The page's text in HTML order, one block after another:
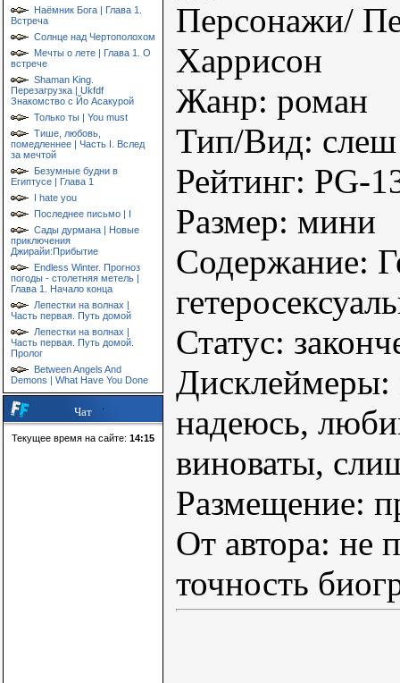
Наёмник Бога | Глава 1.
Встреча
Солнце над Чертополохом
Мечты о лете | Глава 1. О
встрече
Shaman King.
Перезагрузка | Ukfdf
Знакомство с Йо Асакурой
Только ты | You must
Тише, любовь,
помедленнее | Часть I. Вслед
за мечтой
Безумные будни в
Египтусе | Глава 1
I hate you
Последнее письмо | I
Сады дурмана | Новые
приключения
Джирайи:Прибытие
Endless Winter. Прогноз
погоды - столетняя метель |
Глава 1. Начало конца
Лепестки на волнах |
Часть первая. Путь домой
Лепестки на волнах |
Часть первая. Путь домой.
Пролог
Between Angels And
Demons | What Have You Done
Чат
Текущее время на сайте: 14:15
Персонажи/
Харрисон
Жанр: роман
Тип/Вид: слеш
Рейтинг: PG-
Размер: мини
Содержание:
Статус:
Дисклеймеры:
надеюсь,
виноваты,
Размещение:
От автора: не
точность